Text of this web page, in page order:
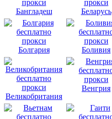
Бангладеш Беларусь
Болгария Боливия
Великобритания
Венгрия